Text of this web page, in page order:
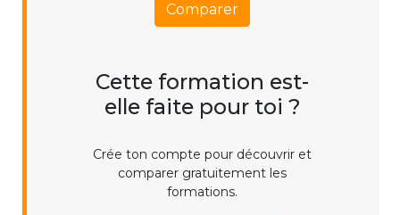
Comparer
Cette formation est-
elle faite pour toi ?
Crée ton compte pour découvrir et
comparer gratuitement les
formations.